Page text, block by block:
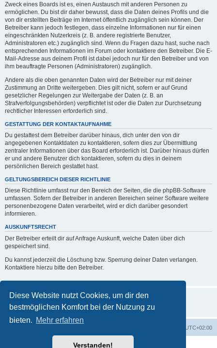
Diese Website nutzt Cookies, um dir den
bestmöglichen Komfort bei der Nutzung zu
bieten. Mehr erfahren
Verstanden!
Zweck eines Boards ist es, einen Austausch mit anderen Personen zu
ermöglichen. Du bist dir daher bewusst, dass die Daten deines Profils und die
von dir erstellten Beiträge im Internet öffentlich zugänglich sein können. Der
Betreiber kann jedoch festlegen, dass einzelne Informationen nur für einen
eingeschränkten Nutzerkreis (z. B. andere registrierte Benutzer,
Administratoren etc.) zugänglich sind. Wenn du Fragen dazu hast, suche nach
entsprechenden Informationen im Forum oder kontaktiere den Betreiber. Die E-
Mail-Adresse aus deinem Profil ist dabei jedoch nur für den Betreiber und von
ihm beauftragte Personen (Administratoren) zugänglich.
Andere als die oben genannten Daten wird der Betreiber nur mit deiner
Zustimmung an Dritte weitergeben. Dies gilt nicht, sofern er auf Grund
gesetzlicher Regelungen zur Weitergabe der Daten (z. B. an
Strafverfolgungsbehörden) verpflichtet ist oder die Daten zur Durchsetzung
rechtlicher Interessen erforderlich sind.
GESTATTUNG DER KONTAKTAUFNAHME
Du gestattest dem Betreiber darüber hinaus, dich unter den von dir
angegebenen Kontaktdaten zu kontaktieren, sofern dies zur Übermittlung
zentraler Informationen über das Board erforderlich ist. Darüber hinaus dürfen
er und andere Benutzer dich kontaktieren, sofern du dies in deinem
persönlichen Bereich gestattet hast.
GELTUNGSBEREICH DIESER RICHTLINIE
Diese Richtlinie umfasst nur den Bereich der Seiten, die die phpBB-Software
umfassen. Sofern der Betreiber in anderen Bereichen seiner Software weitere
personenbezogene Daten verarbeitet, wird er dich darüber gesondert
informieren.
AUSKUNFTSRECHT
Der Betreiber erteilt dir auf Anfrage Auskunft, welche Daten über dich
gespeichert sind.
Du kannst jederzeit die Löschung bzw. Sperrung deiner Daten verlangen.
Kontaktiere hierzu bitte den Betreiber.
UTC+02:00
Powered byphpBB® Forum Software © phpBB Limited